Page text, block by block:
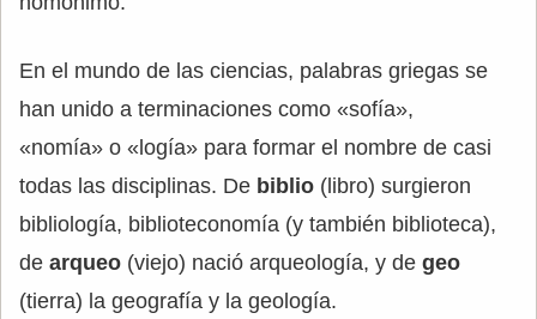
En el mundo de las ciencias, palabras griegas se
han unido a terminaciones como «sofía»,
«nomía» o «logía» para formar el nombre de casi
todas las disciplinas. De biblio (libro) surgieron
bibliología, biblioteconomía (y también biblioteca),
de arqueo (viejo) nació arqueología, y de geo
(tierra) la geografía y la geología.